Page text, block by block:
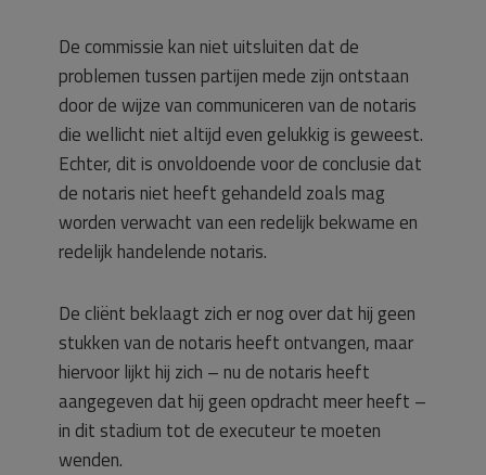
De commissie kan niet uitsluiten dat de
problemen tussen partijen mede zijn ontstaan
door de wijze van communiceren van de notaris
die wellicht niet altijd even gelukkig is geweest.
Echter, dit is onvoldoende voor de conclusie dat
de notaris niet heeft gehandeld zoals mag
worden verwacht van een redelijk bekwame en
redelijk handelende notaris.
De cliënt beklaagt zich er nog over dat hij geen
stukken van de notaris heeft ontvangen, maar
hiervoor lijkt hij zich – nu de notaris heeft
aangegeven dat hij geen opdracht meer heeft –
in dit stadium tot de executeur te moeten
wenden.